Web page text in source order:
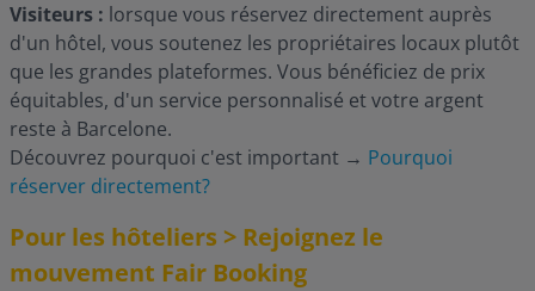
Visiteurs : lorsque vous réservez directement auprès
d'un hôtel, vous soutenez les propriétaires locaux plutôt
que les grandes plateformes. Vous bénéficiez de prix
équitables, d'un service personnalisé et votre argent
reste à Barcelone.
Découvrez pourquoi c'est important → Pourquoi
réserver directement?
Pour les hôteliers > Rejoignez le
mouvement Fair Booking